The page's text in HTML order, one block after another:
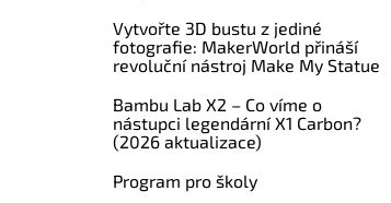
Vytvořte 3D bustu z jediné
fotografie: MakerWorld přináší
revoluční nástroj Make My Statue
Bambu Lab X2 – Co víme o
nástupci legendární X1 Carbon?
(2026 aktualizace)
Program pro školy